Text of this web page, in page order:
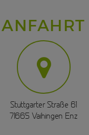
ANFAHRT
Stuttgarter Straße 61
71665 Vaihingen Enz